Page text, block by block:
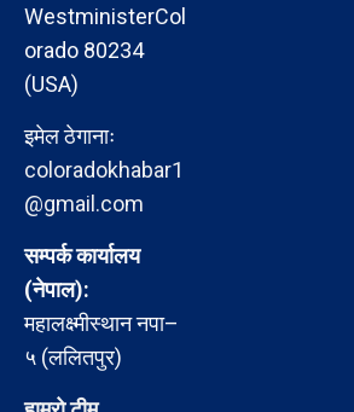
WestministerCol
orado 80234
(USA)
इमेल ठेगानाः
coloradokhabar1
@gmail.com
सम्पर्क कार्यालय
(नेपाल):
महालक्ष्मीस्थान नपा–
५ (ललितपुर)